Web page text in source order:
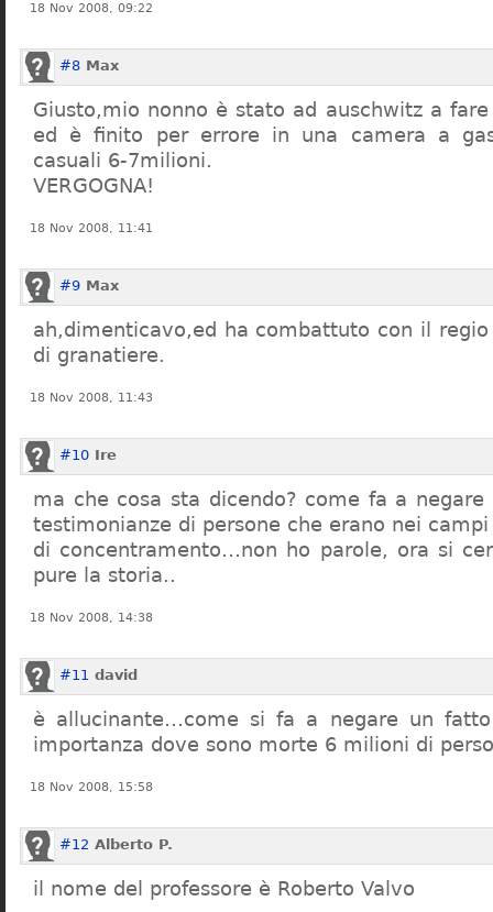
18 Nov 2008, 09:22
#8 Max
Giusto,mio nonno è stato ad auschwitz a
ed è finito per errore in una camera a
casuali 6-7milioni.
VERGOGNA!
18 Nov 2008, 11:41
#9 Max
ah,dimenticavo,ed ha combattuto con il
di granatiere.
18 Nov 2008, 11:43
#10 Ire
ma che cosa sta dicendo? come fa a
testimonianze di persone che erano nei campi
di concentramento…non ho parole, ora si
pure la storia..
18 Nov 2008, 14:38
#11 david
è allucinante…come si fa a negare un
importanza dove sono morte 6 milioni di
18 Nov 2008, 15:58
#12 Alberto P.
il nome del professore è Roberto Valvo